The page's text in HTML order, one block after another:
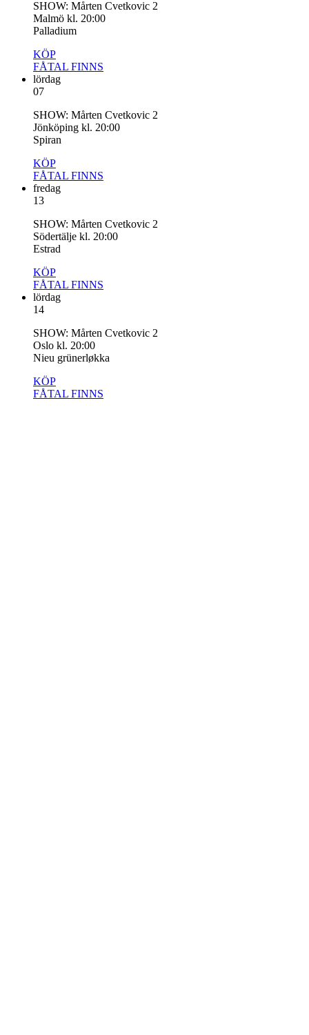
SHOW: Mårten Cvetkovic 2
Malmö kl. 20:00
Palladium
KÖP
FÅTAL FINNS
lördag
07
SHOW: Mårten Cvetkovic 2
Jönköping kl. 20:00
Spiran
KÖP
FÅTAL FINNS
fredag
13
SHOW: Mårten Cvetkovic 2
Södertälje kl. 20:00
Estrad
KÖP
FÅTAL FINNS
lördag
14
SHOW: Mårten Cvetkovic 2
Oslo kl. 20:00
Nieu grünerløkka
KÖP
FÅTAL FINNS